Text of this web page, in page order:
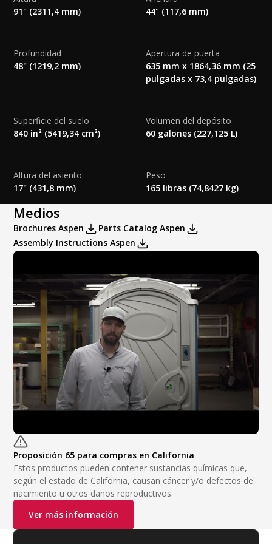
Side Panel Special Order Colors:
Ceiling Solar light Ceiling Solar Fan
Bowl Options:
HANDWASH OPTIONS
Sink Options: None
Dispensers Only: None
Dispensers Misc.:
Toilet Seat Cover Dispenser
Egal San Pad Dispenser
91" (2311,4 mm)
44" (117,6 mm)
Profundidad
48" (1219,2 mm)
Apertura de puerta
635 mm x 1864,36 mm (25
pulgadas x 73,4 pulgadas)
Superficie del suelo
840 in² (5419,34 cm²)
Volumen del depósito
60 galones (227,125 L)
Altura del asiento
17" (431,8 mm)
Peso
165 libras (74,8427 kg)
Medios
Brochures Aspen
Parts Catalog Aspen
Assembly Instructions Aspen
Proposición 65 para compras en California
Estos productos pueden contener sustancias químicas que,
según el estado de California, causan cáncer y/o defectos de
nacimiento u otros daños reproductivos.
Ver más información